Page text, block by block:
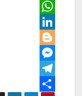
p
y
L
n
a
c
e
b
o
o
T
w
t
t
W
h
a
t
L
n
B
o
M
T